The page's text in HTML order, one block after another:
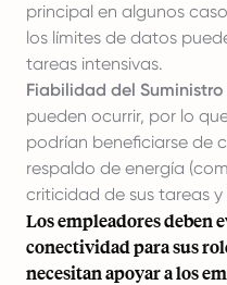
principal en algunos
los límites de datos
tareas intensivas.
Fiabilidad del Suministro
pueden ocurrir, por lo
podrían beneficiarse de
respaldo de energía
criticidad de sus tareas
Los empleadores deben
conectividad para sus
necesitan apoyar a los